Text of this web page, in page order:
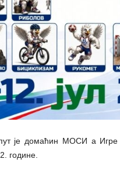
је домаћин МОСИ а Игре
године.